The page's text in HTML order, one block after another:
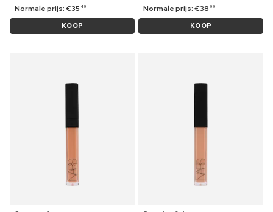
Normale prijs:€35 49
KOOP
Normale prijs:€38 99
KOOP